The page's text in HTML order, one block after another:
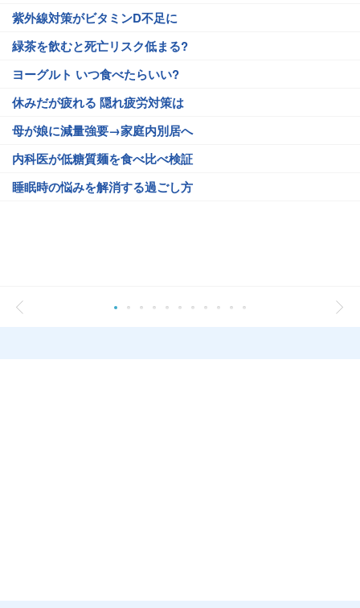
紫外線対策がビタミンD不足に
緑茶を飲むと死亡リスク低まる?
ヨーグルト いつ食べたらいい?
休みだが疲れる 隠れ疲労対策は
母が娘に減量強要→家庭内別居へ
内科医が低糖質麺を食べ比べ検証
睡眠時の悩みを解消する過ごし方